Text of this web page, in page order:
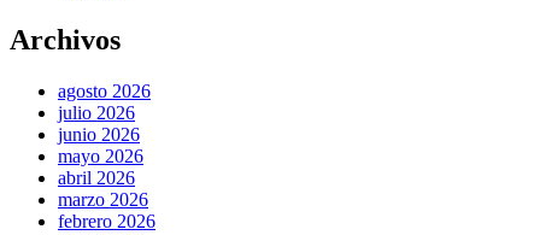
Archivos
agosto 2026
julio 2026
junio 2026
mayo 2026
abril 2026
marzo 2026
febrero 2026